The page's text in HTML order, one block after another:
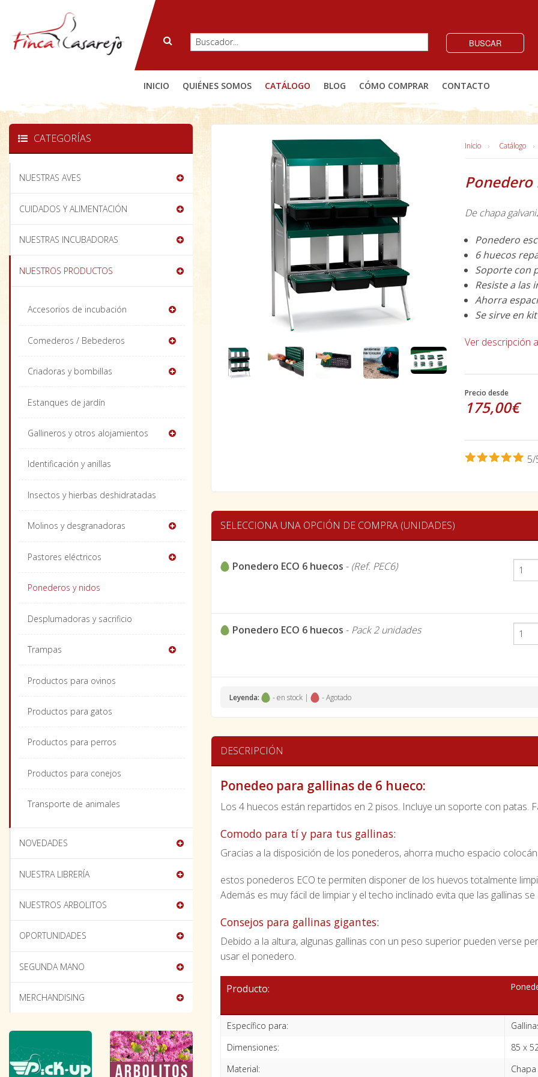
BUSCAR
INICIO QUIÉNES SOMOS CATÁLOGO BLOG CÓMO COMPRAR CONTACTO
Inicio Catálogo
Ponedero
De chapa
Ponedero
6 huecos
Soporte con
Resiste a las
Ahorra
Se sirve en
Ver descripción
Precio desde
175,00€
5/
SELECCIONA UNA OPCIÓN DE COMPRA (UNIDADES)
Ponedero ECO 6 huecos - (Ref. PEC6)
Ponedero ECO 6 huecos - Pack 2 unidades
Leyenda: - en stock | - Agotado
DESCRIPCIÓN
Ponedeo para gallinas de 6 hueco:
Los 4 huecos están repartidos en 2 pisos. Incluye un soporte con patas.
Comodo para tí y para tus gallinas:
Gracias a la disposición de los ponederos, ahorra mucho espacio
estos ponederos ECO te permiten disponer de los huevos totalmente
Además es muy fácil de limpiar y el techo inclinado evita que las gallinas se
Consejos para gallinas gigantes:
Debido a la altura, algunas gallinas con un peso superior pueden verse
usar el ponedero.
Producto:
Específico para:
Dimensiones:
85 x
Material:
CATEGORÍAS
NUESTRAS AVES
CUIDADOS Y ALIMENTACIÓN
NUESTRAS INCUBADORAS
NUESTROS PRODUCTOS
Accesorios de incubación
Comederos / Bebederos
Criadoras y bombillas
Estanques de jardín
Gallineros y otros alojamientos
Identificación y anillas
Insectos y hierbas deshidratadas
Molinos y desgranadoras
Pastores eléctricos
Ponederos y nidos
Desplumadoras y sacrificio
Trampas
Productos para ovinos
Productos para gatos
Productos para perros
Productos para conejos
Transporte de animales
NOVEDADES
NUESTRA LIBRERÍA
NUESTROS ARBOLITOS
OPORTUNIDADES
SEGUNDA MANO
MERCHANDISING